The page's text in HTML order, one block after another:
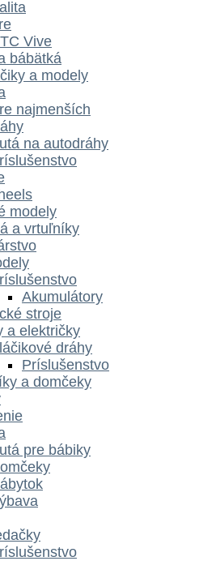
Vive
bábätká
a modely
najmenších
na autodráhy
modely
a vrtuľníky
Akumulátory
stroje
a električky
dráhy
Príslušenstvo
a domčeky
pre bábiky